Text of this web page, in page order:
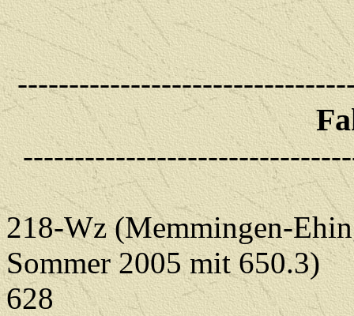
218-Wz (Memmingen-
Sommer 2005 mit 650.3)
628